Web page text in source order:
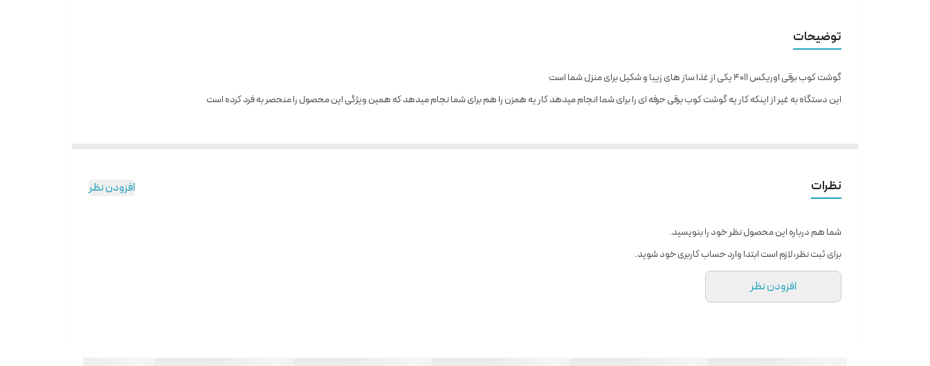
توضیحات
گوشت کوب برقی اوریکس 4011 یکی از غذا ساز های زیبا و شکیل برای منزل شما است
این دستگاه به غیر از اینکه کار یه گوشت کوب برقی حرفه ای را برای شما انجام میدهد کار یه همزن را هم برای شما نجام میدهد که همین ویژگی این محصول را منحصر به فرد کرده است
نظرات افزودن نظر
شما هم درباره این محصول نظر خود را بنویسید.
برای ثبت نظر، لازم است ابتدا وارد حساب کاربری خود شوید.
افزودن نظر